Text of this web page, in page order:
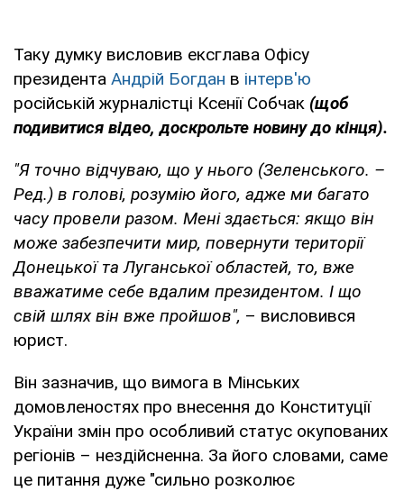
Таку думку висловив ексглава Офісу
президента Андрій Богдан в інтерв'ю
російській журналістці Ксенії Собчак (щоб
подивитися відео, доскрольте новину до кінця).
"Я точно відчуваю, що у нього (Зеленського. –
Ред.) в голові, розумію його, адже ми багато
часу провели разом. Мені здається: якщо він
може забезпечити мир, повернути території
Донецької та Луганської областей, то, вже
вважатиме себе вдалим президентом. І що
свій шлях він вже пройшов", – висловився
юрист.
Він зазначив, що вимога в Мінських
домовленостях про внесення до Конституції
України змін про особливий статус окупованих
регіонів – нездійсненна. За його словами, саме
це питання дуже "сильно розколює